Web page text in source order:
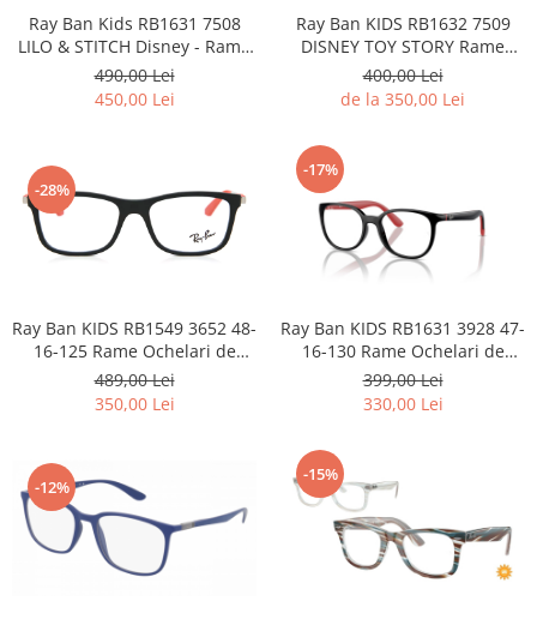
Lentile 1.60
Lentile 1.67
Lentile 1.70
Lentile 1.76 AS
Lentile Heliomate ( Fotocromatice
Lentile De Soare cu Dioptrii sau
Lentile Bifocale
Lentile Prismatice ( Pentru
Strabism )
Auto
ESSILOR Stellest
Patrati
Cat Eye
Supradimensionati
Dreptunghiulari
Ovali
Polygonal
Trapez
Plastic + Acetat
Metal
Lemn
Aur
Acetat / Carbon
Carbon / Metal
Metal ( Aluminum )
Ray Ban Kids RB1631 7508
LILO & STITCH Disney - Rame
Ochelari de Vedere cu sau
fara ClipOn
490,00 Lei
450,00 Lei
Ray Ban KIDS RB1632 7509
DISNEY TOY STORY Rame
Ochelari de Vedere Copii
400,00 Lei
de la 350,00 Lei
-28%
Ray Ban KIDS RB1549 3652 48-
16-125 Rame Ochelari de
Vedere Copii
489,00 Lei
350,00 Lei
-17%
Ray Ban KIDS RB1631 3928 47-
16-130 Rame Ochelari de
Vedere Copii
399,00 Lei
330,00 Lei
-12%
-15%